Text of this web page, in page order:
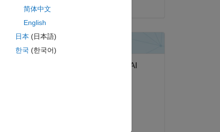
する。
简体中文
English
日本 (日本語)
한국 (한국어)